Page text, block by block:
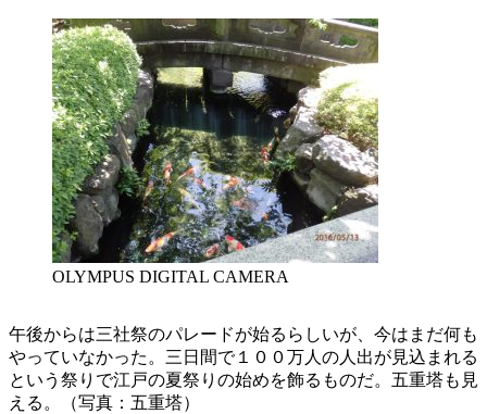
OLYMPUS DIGITAL CAMERA
午後からは三社祭のパレードが始るらしいが、今はまだ何も
やっていなかった。三日間で１００万人の人出が見込まれる
という祭りで江戸の夏祭りの始めを飾るものだ。五重塔も見
える。（写真：五重塔）